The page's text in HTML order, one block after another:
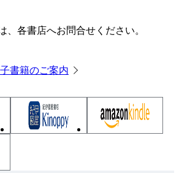
各書店へお問合せください。
書籍のご案内